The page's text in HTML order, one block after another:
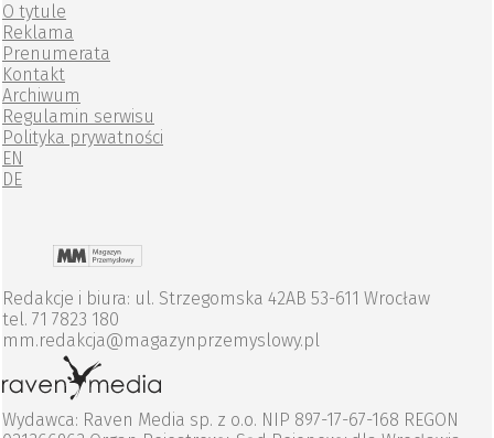
O tytule
Reklama
Prenumerata
Kontakt
Archiwum
Regulamin serwisu
Polityka prywatności
EN
DE
Redakcje i biura: ul. Strzegomska 42AB 53-611 Wrocław
tel. 71 7823 180
mm.redakcja@magazynprzemyslowy.pl
Wydawca: Raven Media sp. z o.o. NIP 897-17-67-168 REGON